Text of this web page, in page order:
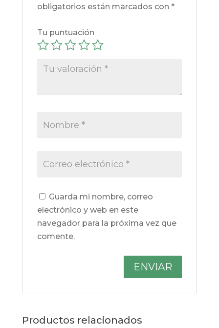
obligatorios están marcados con *
Tu puntuación
Guarda mi nombre, correo
electrónico y web en este
navegador para la próxima vez que
comente.
Productos relacionados